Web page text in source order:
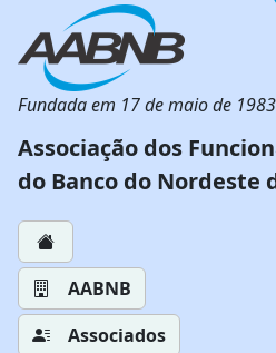
Fundada em 17 de maio de 1983
Associação dos
do Banco do Nordeste
AABNB
Associados